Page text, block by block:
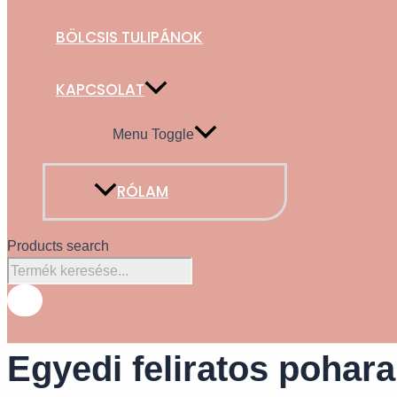
BÖLCSIS TULIPÁNOK
KAPCSOLAT
Menu Toggle
RÓLAM
Products search
Egyedi feliratos